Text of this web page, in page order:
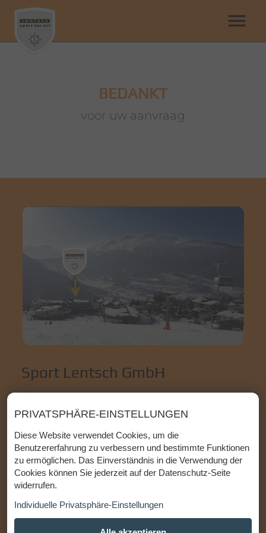
PRIVATSPHÄRE-EINSTELLUNGEN
Diese Website verwendet Cookies, um die
Benutzererfahrung zu verbessern und bestimmte Funktionen
zu ermöglichen. Das Einverständnis in die Verwendung der
Cookies können Sie jederzeit auf der Datenschutz-Seite
widerrufen.
Individuelle Privatsphäre-Einstellungen
menu
BEDANKT
voor uw aanvraag
Sport Lentsch GmbH
Direct aan de piste
Liss 199 | 6474 Jerzens im Pitztal
Openingstijden zomer:Openingstijden volgens
Google
Openingstijden winter: